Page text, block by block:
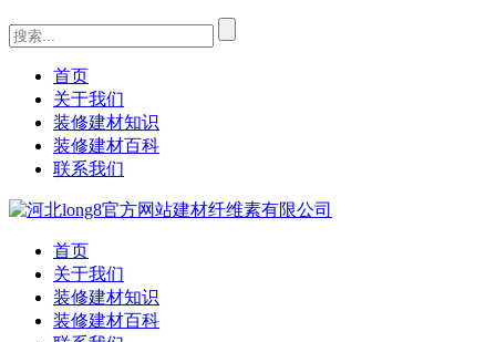
首页
关于我们
装修建材知识
装修建材百科
联系我们
首页
关于我们
装修建材知识
装修建材百科